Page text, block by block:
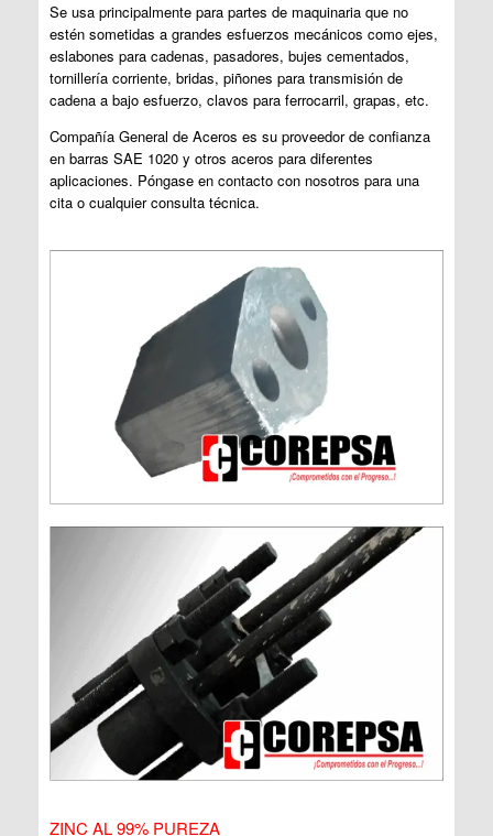
Se usa principalmente para partes de maquinaria que no
estén sometidas a grandes esfuerzos mecánicos como ejes,
eslabones para cadenas, pasadores, bujes cementados,
tornillería corriente, bridas, piñones para transmisión de
cadena a bajo esfuerzo, clavos para ferrocarril, grapas, etc.
Compañía General de Aceros es su proveedor de confianza
en barras SAE 1020 y otros aceros para diferentes
aplicaciones. Póngase en contacto con nosotros para una
cita o cualquier consulta técnica.
ZINC AL 99% PUREZA